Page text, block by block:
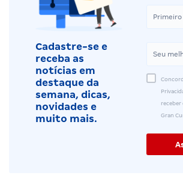
Cadastre-se e
receba as
notícias em
destaque da
semana, dicas,
novidades e
muito mais.
receber
Gran